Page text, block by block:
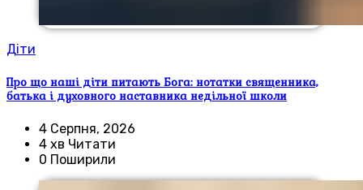
Діти
Про що наші діти питають Бога: нотатки священника,
батька і духовного наставника недільної школи
4 Серпня, 2026
4 хв Читати
0 Поширили